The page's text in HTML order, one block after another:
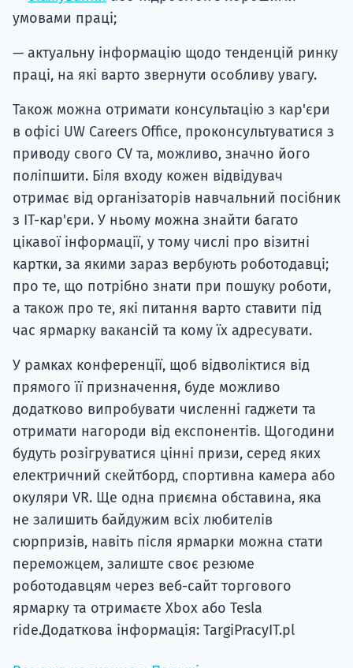
умовами праці;
— актуальну інформацію щодо тенденцій ринку
праці, на які варто звернути особливу увагу.
Також можна отримати консультацію з кар'єри
в офісі UW Careers Office, проконсультуватися з
приводу свого CV та, можливо, значно його
поліпшити. Біля входу кожен відвідувач
отримає від організаторів навчальний посібник
з ІТ-кар'єри. У ньому можна знайти багато
цікавої інформації, у тому числі про візитні
картки, за якими зараз вербують роботодавці;
про те, що потрібно знати при пошуку роботи,
а також про те, які питання варто ставити під
час ярмарку вакансій та кому їх адресувати.
У рамках конференції, щоб відволіктися від
прямого її призначення, буде можливо
додатково випробувати численні гаджети та
отримати нагороди від експонентів. Щогодини
будуть розігруватися цінні призи, серед яких
електричний скейтборд, спортивна камера або
окуляри VR. Ще одна приємна обставина, яка
не залишить байдужим всіх любителів
сюрпризів, навіть після ярмарки можна стати
переможцем, залиште своє резюме
роботодавцям через веб-сайт торгового
ярмарку та отримаєте Xbox або Tesla
ride.Додаткова інформація: TargiPracyIT.pl